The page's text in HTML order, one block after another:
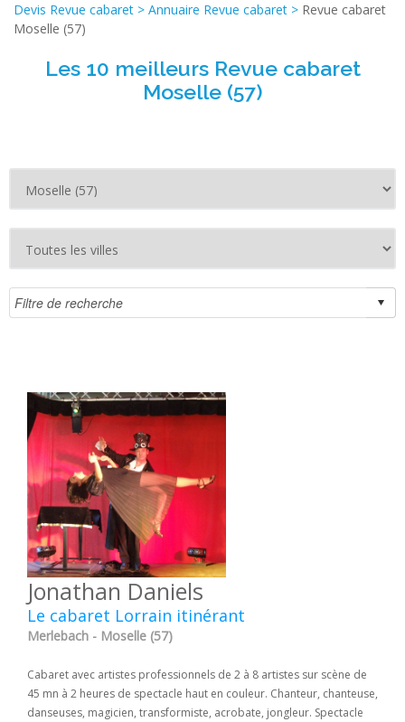
Devis Revue cabaret > Annuaire Revue cabaret > Revue cabaret
Moselle (57)
Les 10 meilleurs Revue cabaret
Moselle (57)
Jonathan Daniels
Le cabaret Lorrain itinérant
Merlebach - Moselle (57)
Cabaret avec artistes professionnels de 2 à 8 artistes sur scène de
45 mn à 2 heures de spectacle haut en couleur. Chanteur, chanteuse,
danseuses, magicien, transformiste, acrobate, jongleur. Spectacle